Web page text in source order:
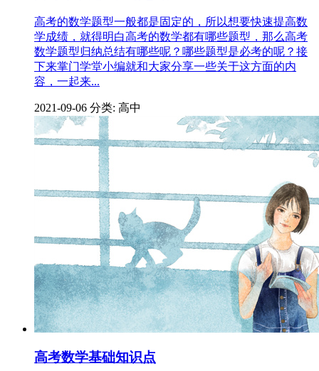
高考的数学题型一般都是固定的，所以想要快速提高数
学成绩，就得明白高考的数学都有哪些题型，那么高考
数学题型归纳总结有哪些呢？哪些题型是必考的呢？接
下来掌门学堂小编就和大家分享一些关于这方面的内
容，一起来...
2021-09-06 分类: 高中
高考数学基础知识点